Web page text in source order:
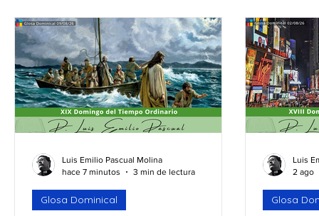
15mins Break God Formación Recursos
Seguro que te preguntas Making Questions
Glosa Dominical
Luis Emilio Pascual Molina
hace 7 minutos
3 min de lectura
Glosa
Luis
2 ago